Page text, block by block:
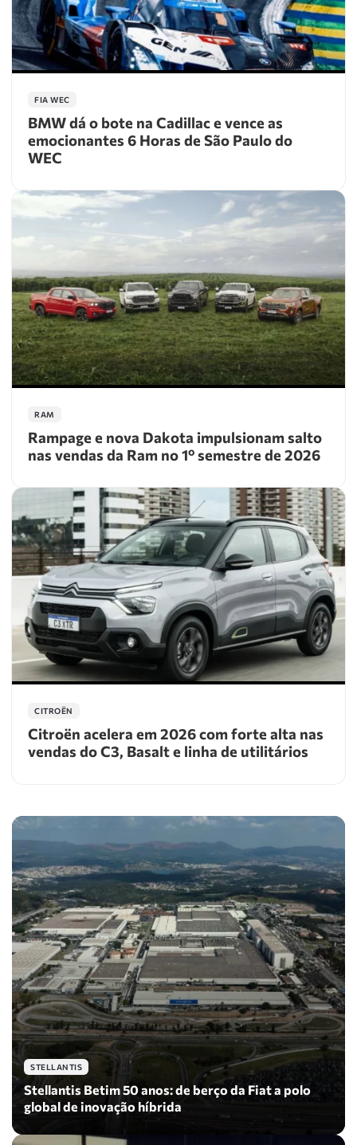
FIA WEC
BMW dá o bote na Cadillac e vence as
emocionantes 6 Horas de São Paulo do
WEC
RAM
Rampage e nova Dakota impulsionam salto
nas vendas da Ram no 1º semestre de 2026
CITROËN
Citroën acelera em 2026 com forte alta nas
vendas do C3, Basalt e linha de utilitários
STELLANTIS
Stellantis Betim 50 anos: de berço da Fiat a polo
global de inovação híbrida